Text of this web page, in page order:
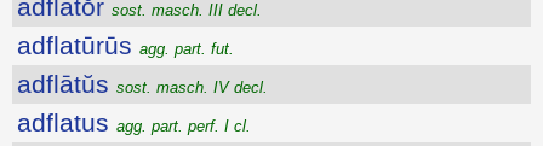
adflātŏr sost. masch. III decl.
adflatūrūs agg. part. fut.
adflātŭs sost. masch. IV decl.
adflatus agg. part. perf. I cl.